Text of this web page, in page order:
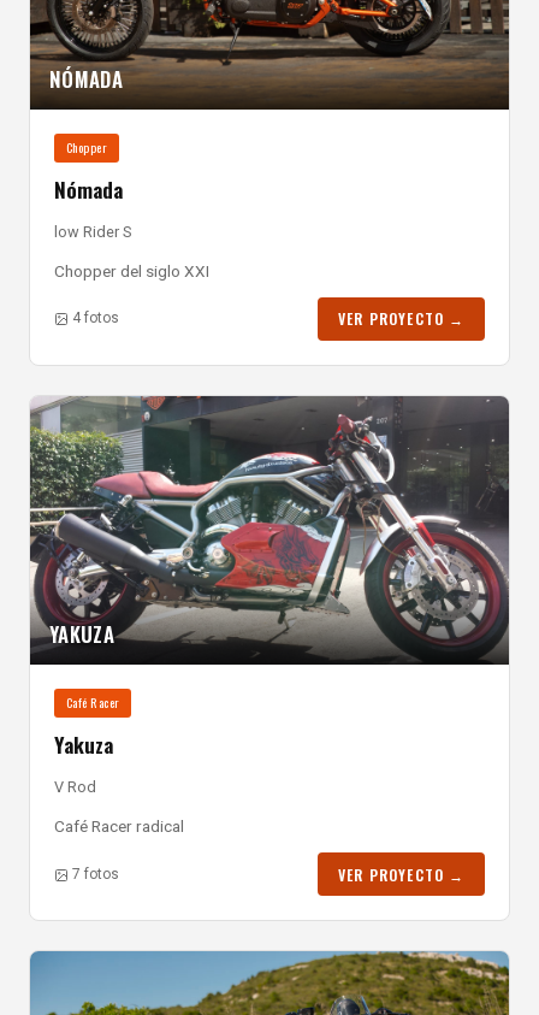
NÓMADA
Chopper
Nómada
low Rider S
Chopper del siglo XXI
4 fotos VER PROYECTO →
YAKUZA
Café Racer
Yakuza
V Rod
Café Racer radical
7 fotos VER PROYECTO →